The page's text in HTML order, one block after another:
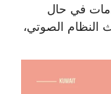
في حال
النظام الصوتي،